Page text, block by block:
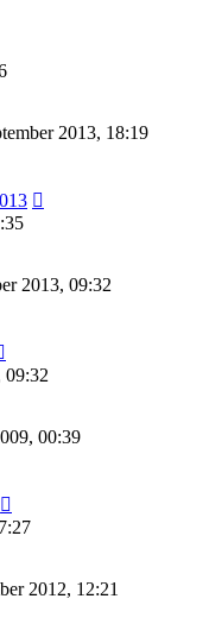
2013, 18:19
2013, 09:32
09:32
00:39
2012, 12:21